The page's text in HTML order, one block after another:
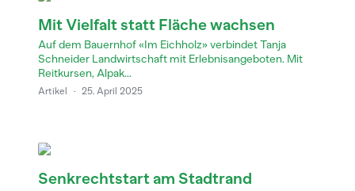
Mit Vielfalt statt Fläche wachsen
Auf dem Bauernhof «Im Eichholz» verbindet Tanja
Schneider Landwirtschaft mit Erlebnisangeboten. Mit
Reitkursen, Alpak...
Artikel · 25. April 2025
Senkrechtstart am Stadtrand